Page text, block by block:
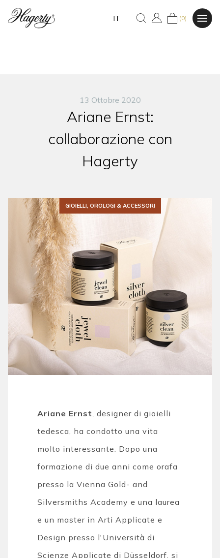
IT (0)
13 Ottobre 2020
Ariane Ernst:
collaborazione con
Hagerty
GIOIELLI, OROLOGI & ACCESSORI
Ariane Ernst , designer di gioielli
tedesca, ha condotto una vita
molto interessante. Dopo una
formazione di due anni come orafa
presso la Vienna Gold- and
Silversmiths Academy e una laurea
e un master in Arti Applicate e
Design presso l'Università di
Scienze Applicate di Düsseldorf, si